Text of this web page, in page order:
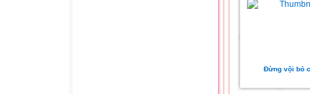
Đừng vội bỏ